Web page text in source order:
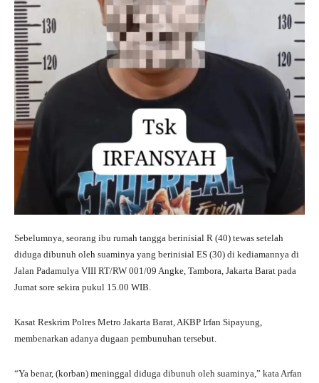
Sebelumnya, seorang ibu rumah tangga berinisial R (40) tewas setelah
diduga dibunuh oleh suaminya yang berinisial ES (30) di kediamannya di
Jalan Padamulya VIII RT/RW 001/09 Angke, Tambora, Jakarta Barat pada
Jumat sore sekira pukul 15.00 WIB.
Kasat Reskrim Polres Metro Jakarta Barat, AKBP Irfan Sipayung,
membenarkan adanya dugaan pembunuhan tersebut.
“Ya benar, (korban) meninggal diduga dibunuh oleh suaminya,” kata Arfan